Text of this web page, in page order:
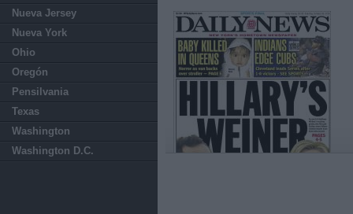
Nueva Jersey
Nueva York
Ohio
Oregón
Pensilvania
Texas
Washington
Washington D.C.